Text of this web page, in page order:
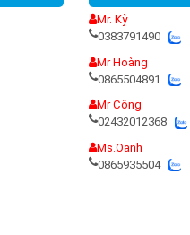
Mr. Kỳ
0383791490
Mr Hoàng
0865504891
Mr Công
02432012368
Ms.Oanh
0865935504